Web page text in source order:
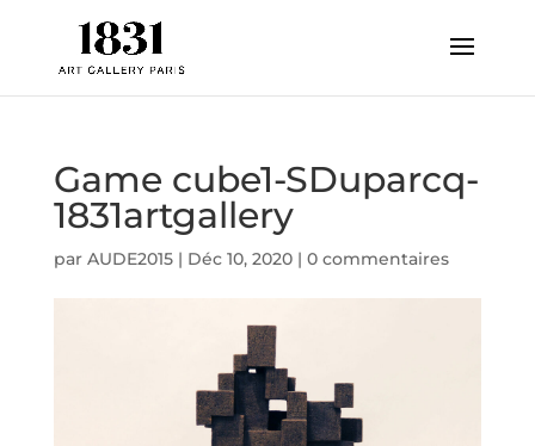
Game cube1-SDuparcq-
1831artgallery
par AUDE2015| Déc 10, 2020| 0 commentaires